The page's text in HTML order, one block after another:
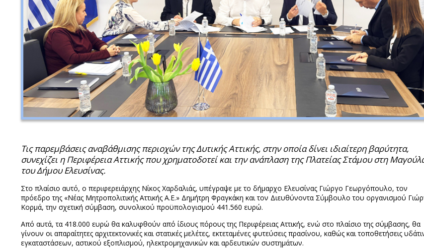
Τις παρεμβάσεις αναβάθμισης περιοχών της Δυτικής Αττικής, στην οποία δίνει ιδιαίτερη βαρύτητα,
συνεχίζει η Περιφέρεια Αττικής που χρηματοδοτεί και την ανάπλαση της Πλατείας Στάμου στη
του Δήμου Ελευσίνας.
Στο πλαίσιο αυτό, ο περιφερειάρχης Νίκος Χαρδαλιάς, υπέγραψε με το δήμαρχο Ελευσίνας Γιώργο Γεωργόπουλο, τον
πρόεδρο της «Νέας Μητροπολιτικής Αττικής Α.Ε.» Δημήτρη Φραγκάκη και τον Διευθύνοντα Σύμβουλο του οργανισμού
Κορμά, την σχετική σύμβαση, συνολικού προϋπολογισμού 441.560 ευρώ.
Από αυτά, τα 418.000 ευρώ θα καλυφθούν από ίδιους πόρους της Περιφέρειας Αττικής, ενώ στο πλαίσιο της σύμβασης, θα
γίνουν οι απαραίτητες αρχιτεκτονικές και στατικές μελέτες, εκτεταμένες φυτεύσεις πρασίνου, καθώς και τοποθετήσεις
εγκαταστάσεων, αστικού εξοπλισμού, ηλεκτρομηχανικών και αρδευτικών συστημάτων.